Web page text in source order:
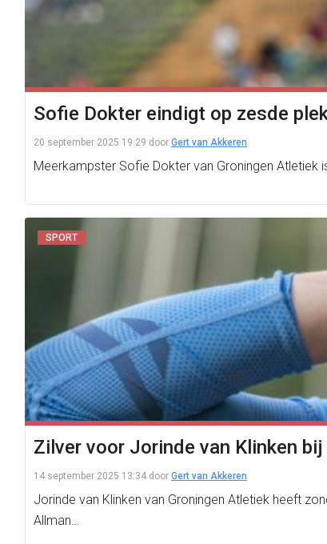
Sofie Dokter eindigt op zesde
20 september 2025 19:29 door Gert van Akkeren
Meerkampster Sofie Dokter van Groningen
SPORT
Zilver voor Jorinde van Klinken
14 september 2025 13:34 door Gert van Akkeren
Jorinde van Klinken van Groningen Atletiek heeft
Allman…